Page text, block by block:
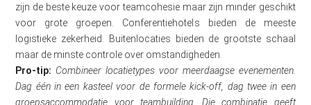
zijn de beste keuze voor teamcohesie maar zijn minder geschikt
voor grote groepen. Conferentiehotels bieden de meeste
logistieke zekerheid. Buitenlocaties bieden de grootste schaal
maar de minste controle over omstandigheden.
Pro-tip: Combineer locatietypes voor meerdaagse evenementen.
Dag één in een kasteel voor de formele kick-off, dag twee in een
groepsaccommodatie voor teambuilding. Die combinatie geeft